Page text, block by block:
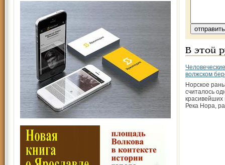
В этой
волжском
Норское
считалось
красивейших
Река Нора,